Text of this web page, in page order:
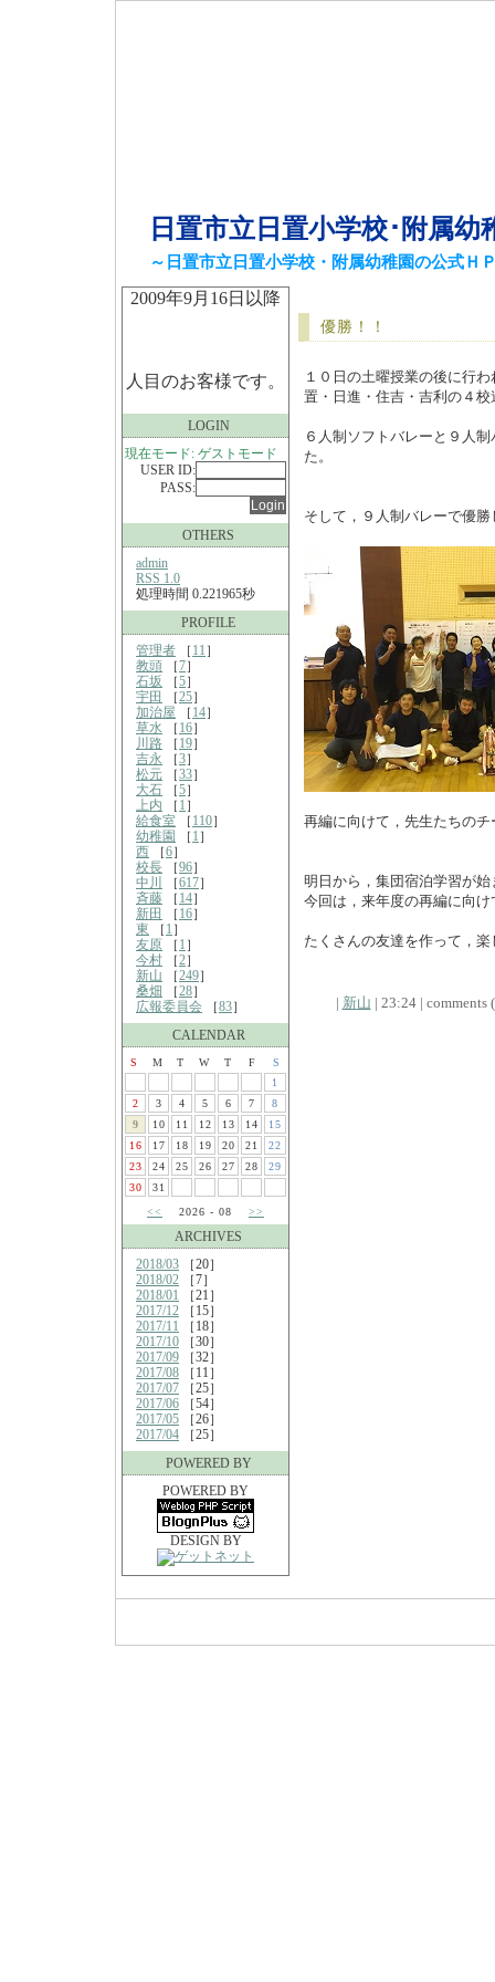
日置市立日置小学校･附属幼
～日置市立日置小学校・附属幼稚園の公式Ｈ
2009年9月16日以降
人目のお客様です。
LOGIN
現在モード: ゲストモード
USER ID:
PASS:
OTHERS
admin
RSS 1.0
処理時間 0.221965秒
PROFILE
管理者 ［ 11 ］
教頭 ［7］
石坂 ［5］
宇田
［25］
加治屋 ［ 14］
草水 ［ 16］
川路 ［ 19］
吉永 ［3］
松元 ［33］
大石 ［5］
上内 ［ 1 ］
給食室 ［ 110］
幼稚園
［ 1 ］
西 ［6］
校長 ［96］
中川
［617］
斉藤 ［ 14］
新田
［ 16］
東 ［ 1 ］
友原 ［ 1 ］
今村 ［2］
新山 ［249］
桑畑
［28］
広報委員会 ［83］
CALENDAR
S M T W T F
S
1
2
3 4 5 6 7
8
9
10 11 12 13 14
15
16
17 18 19 20 21
22
23
24 25 26 27 28
29
30
31
<<
2026 - 08 >>
ARCHIVES
2018/03 ［20］
2018/02 ［7］
2018/01 ［21］
2017/12 ［15］
2017/11 ［18］
2017/10 ［30］
2017/09 ［32］
2017/08 ［11］
2017/07 ［25］
2017/06 ［54］
2017/05 ［26］
2017/04 ［25］
POWERED BY
POWERED BY
DESIGN BY
優勝！！
１０日の土曜授業の後に行
置・日進・住吉・吉利の４
６人制ソフトバレーと９人
た。
そして，９人制バレーで優勝
再編に向けて，先生たちの
明日から，集団宿泊学習が始
今回は，来年度の再編に向
たくさんの友達を作って，
| 新山 | 23:24 |